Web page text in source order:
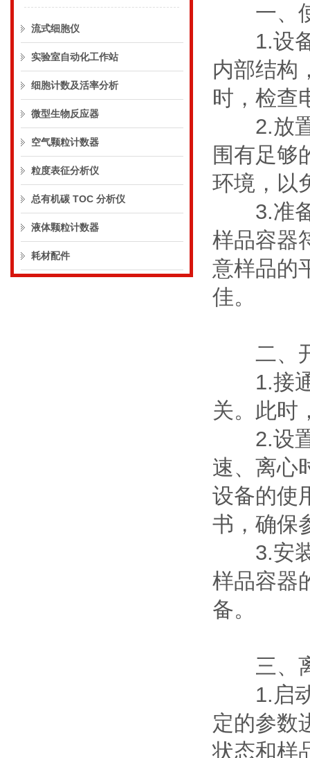
流式细胞仪
实验室自动化工作站
细胞计数及活率分析
微型生物反应器
空气颗粒计数器
粒度表征分析仪
总有机碳 TOC 分析仪
液体颗粒计数器
耗材配件
一、使
1.设备
内部结构
时，检查
2.放置
围有足够
环境，以
3.准备
样品容器
意样品的
佳。
二、
1.接通
关。此时
2.设置
速、离心
设备的使
书，确保
3.安装
样品容器
备。
三、
1.启动
定的参数
状态和样